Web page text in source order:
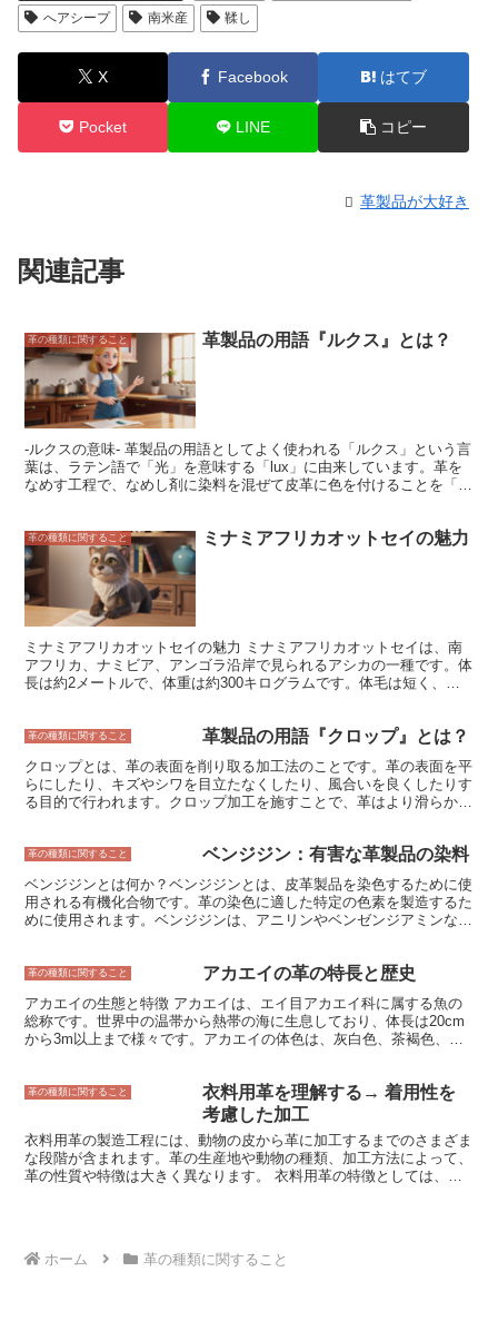
へアシープ
南米産 鞣し
X Facebook はてブ
Pocket LINE コピー
革製品が大好き
関連記事
革の種類に関すること 革製品の用語『ルクス』とは？
-ルクスの意味- 革製品の用語としてよく使われる「ルクス」という言
葉は、ラテン語で「光」を意味する「lux」に由来しています。革を
なめす工程で、なめし剤に染料を混ぜて皮革に色を付けることを「ル
とが多く、鮮やかで発色の良いカラーが特徴です。また、表面に樹脂
コーティングを施した「コーティングルクス革」もあり、こちらはよ
り高級感があり、傷や汚れにも強くなっています。
革の種類に関すること ミナミアフリカオットセイの魅力
ミナミアフリカオットセイの魅力 ミナミアフリカオットセイは、南
アフリカ、ナミビア、アンゴラ沿岸で見られるアシカの一種です。体
長は約2メートルで、体重は約300キログラムです。体毛は短く、色
において重要な役割を果たしており、また、その可愛らしい見た目で
オットセイは、アシカ科ミナミアフリカオットセイ属の哺乳類です。
体長はオスで約2メートル、メスで約1.5メートルです。体重はオスで
約200キログラム、メスで約100キログラムです。ミナミアフリカオ
は小さく、後肢は大きく発達しています。ミナミアフリカオットセイ
は、南アフリカ、ナミビア、アンゴラ沿岸に生息しています。ミナミ
アフリカオットセイは、群れで生活し、主に魚やイカを食べます。ミ
ナミアフリカオットセイは、その生態系において重要な役割を果たし
ており、また、その可愛らしい見た目で人気があります。
革の種類に関すること 革製品の用語『クロップ』とは？
クロップとは、革の表面を削り取る加工法のことです。革の表面を平
らにしたり、キズやシワを目立たなくしたり、風合いを良くしたりす
る目的で行われます。クロップ加工を施すことで、革はより滑らかで
は、革を機械に通して表面を削り取ります。この方法は、大量生産に
んが手作業で革の表面を削り取ります。この方法は、機械式クロップ
よりも高価ですが、より繊細な仕上がりになります。 クロップ加工
を施した革は、靴、鞄、財布、ベルトなど、さまざまな革製品に使用
おり、長く愛用することができます。
革の種類に関すること ベンジジン：有害な革製品の染料
ベンジジンとは何か？ベンジジンとは、皮革製品を染色するために使
用される有機化合物です。革の染色に適した特定の色素を製造するた
めに使用されます。ベンジジンは、アニリンやベンゼンジアミンなど
は、高温と高圧下で行われます。ベンジジンは、革を染色するための
の染色に適しています。ベンジジンは、革製品を染色するために使用
される染料の一種で、革を暗くて豊かな色に染めることができます。
革製品を染色するために使用されるため、多くの革製品に含まれてい
革の種類に関すること アカエイの革の特長と歴史
アカエイの生態と特徴 アカエイは、エイ目アカエイ科に属する魚の
総称です。世界中の温帯から熱帯の海に生息しており、体長は20cm
から3m以上まで様々です。アカエイの体色は、灰白色、茶褐色、黒
く、頭部は比較的小さく、目は背腹に位置しています。アカエイの歯
は小さく、尖っていて、餌を噛み砕くのに適しています。また、アカ
エイは尾に毒針を持っており、自衛のために使用します。
革の種類に関すること
衣料用革を理解する→ 着用性を
考慮した加工
衣料用革の製造工程には、動物の皮から革に加工するまでのさまざま
な段階が含まれます。革の生産地や動物の種類、加工方法によって、
革の性質や特徴は大きく異なります。 衣料用革の特徴としては、柔
きく変化します。例えば、クロムなめし革は、柔らかくしなやかで、
ホーム 革の種類に関すること